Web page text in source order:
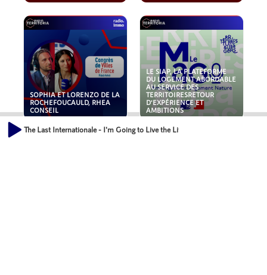
SOPHIA ET LORENZO DE LA
ROCHEFOUCAULD, RHEA
CONSEIL
LE SIAP, LA PLATEFORME
DU LOGEMENT ABORDABLE
AU SERVICE DES
TERRITOIRESRETOUR
D'EXPÉRIENCE ET
AMBITIONS
The Last Internationale - I'm Going to Live the Life I Sing About in My Song